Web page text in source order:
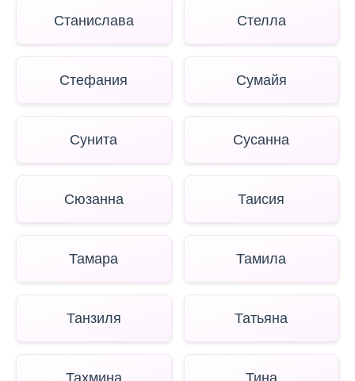
Станислава Стелла
Стефания Сумайя
Сунита Сусанна
Сюзанна Таисия
Тамара Тамила
Танзиля Татьяна
Тахмина Тина